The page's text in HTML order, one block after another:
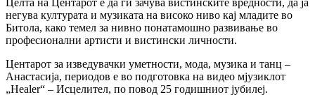
негува културата и музиката на високо ниво кај младите во
Битола, како темел за нивно понатамошно развивање во
професионални артисти и вистински личности.
Центарот за изведувачки уметности, мода, музика и танц –
Анастасија, периодов е во подготовка на видео мјузиклот
„Healer“ – Исцелител, по повод 25 годишниот јубилеј.